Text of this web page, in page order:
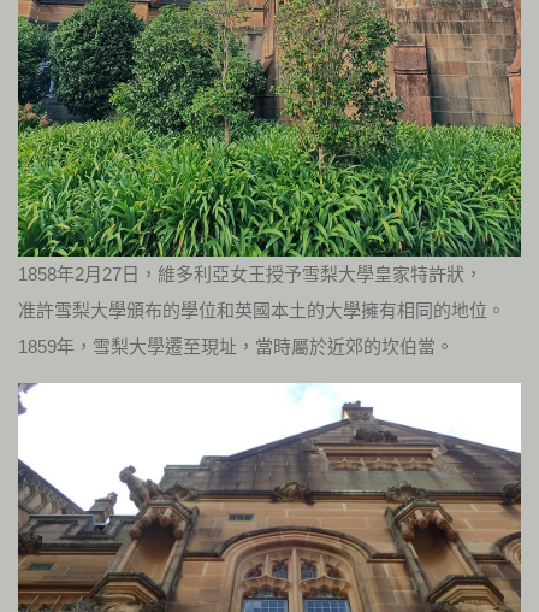
1858年2月27日，維多利亞女王授予雪梨大學皇家特許狀，
准許雪梨大學頒布的學位和英國本土的大學擁有相同的地位。
1859年，雪梨大學遷至現址，當時屬於近郊的坎伯當。